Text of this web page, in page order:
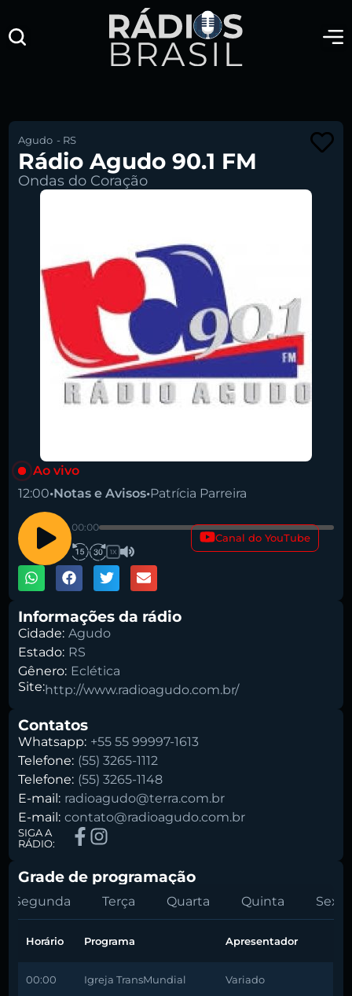
Pesquise aqui a sua rádio favorita:
Agudo - RS
Rádio Agudo 90.1 FM
Ondas do Coração
Ao vivo
12:00•Notas e Avisos•Patrícia Parreira
00:00
1X
Canal do YouTube
Informações da rádio
Cidade: Agudo
Estado: RS
Gênero: Eclética
Site:http://www.radioagudo.com.br/
Contatos
Whatsapp: +55 55 99997-1613
Telefone: (55) 3265-1112
Telefone: (55) 3265-1148
E-mail: radioagudo@terra.com.br
E-mail: contato@radioagudo.com.br
SIGA A
RÁDIO:
Grade de programação
Segunda Terça Quarta Quinta Sexta
Horário Programa Apresentador
00:00 Igreja TransMundial Variado